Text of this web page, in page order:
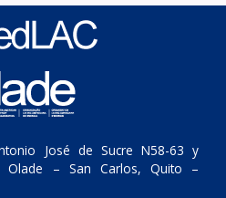
José de Sucre N58-63 y
Olade – San Carlos, Quito –